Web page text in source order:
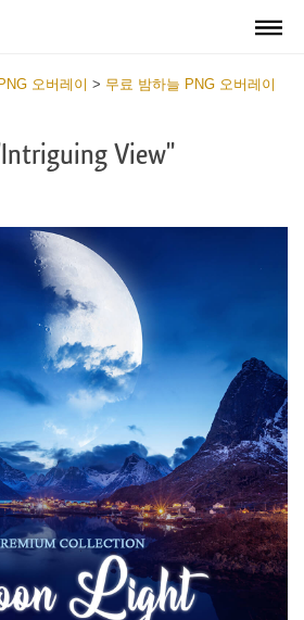
오버레이 > 무료 밤하늘 PNG 오버레이
View"
선택 해주세요